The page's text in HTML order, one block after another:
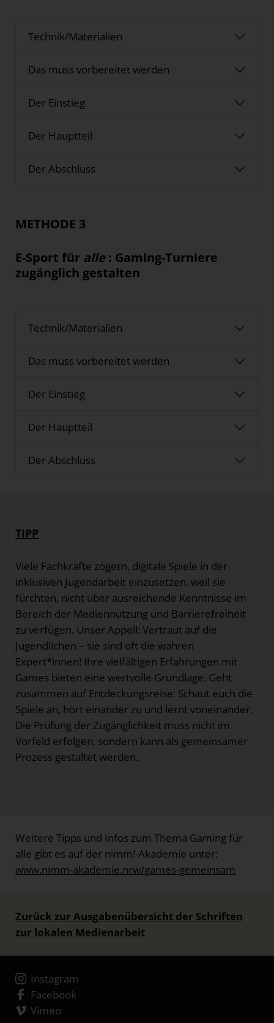
Technik/Materialien
Das muss vorbereitet werden
Der Einstieg
Der Hauptteil
Der Abschluss
METHODE 3
E-Sport für alle: Gaming-Turniere
zugänglich gestalten
Technik/Materialien
Das muss vorbereitet werden
Der Einstieg
Der Hauptteil
Der Abschluss
TIPP
Viele Fachkräfte zögern, digitale Spiele in der
inklusiven Jugendarbeit einzusetzen, weil sie
fürchten, nicht über ausreichende Kenntnisse im
Bereich der Mediennutzung und Barrierefreiheit
zu verfügen. Unser Appell: Vertraut auf die
Jugendlichen – sie sind oft die wahren
Expert*innen! Ihre vielfältigen Erfahrungen mit
Games bieten eine wertvolle Grundlage. Geht
zusammen auf Entdeckungsreise: Schaut euch die
Spiele an, hört einander zu und lernt voneinander.
Die Prüfung der Zugänglichkeit muss nicht im
Vorfeld erfolgen, sondern kann als gemeinsamer
Prozess gestaltet werden.
Weitere Tipps und Infos zum Thema Gaming für
alle gibt es auf der nimm!-Akademie unter:
www.nimm-akademie.nrw/games-gemeinsam
Zurück zur Ausgabenübersicht der Schriften
zur lokalen Medienarbeit
Instagram
Facebook
Vimeo